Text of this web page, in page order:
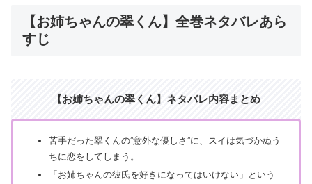
【お姉ちゃんの翠くん】全巻ネタバレあら
すじ
【お姉ちゃんの翠くん】ネタバレ内容まとめ
苦手だった翠くんの”意外な優しさ”に、スイは気づかぬう
ちに恋をしてしまう。
「お姉ちゃんの彼氏を好きになってはいけない」という